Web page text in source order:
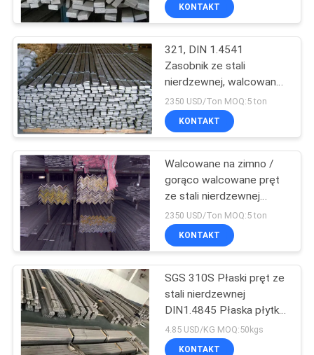
PRZYPADKI
COMPANY
NEWS
SITEMAP
PRIVACY
POLICY
KONTAKT
321, DIN 1.4541
Zasobnik ze stali
nierdzewnej, walcowany
na gorąco Płaski pręt o
grubości 2 mm - 80 mm
2350 USD/Ton MOQ:5 ton
KONTAKT
Walcowane na zimno /
gorąco walcowane pręt
ze stali nierdzewnej
316L, pręt SS 316L
2350 USD/Ton MOQ:5 ton
KONTAKT
SGS 310S Płaski pręt ze
stali nierdzewnej
DIN1.4845 Płaska płytka
Inox o wysokiej
temperaturze
4.85 USD/KG MOQ:50kgs
KONTAKT